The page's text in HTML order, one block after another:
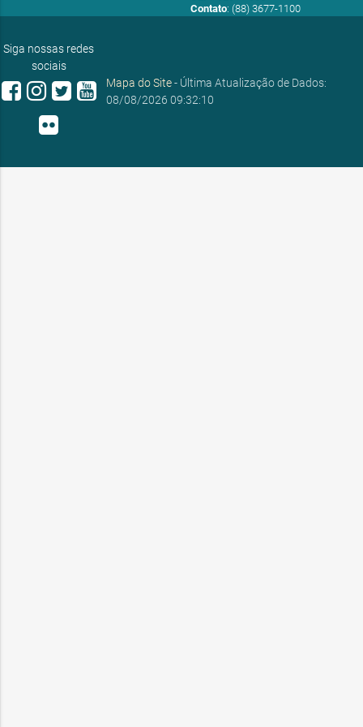
Contato: (88) 3677-1100
Siga nossas redes
sociais
Mapa do Site- Última Atualização de Dados:
08/08/2026 09:32:10